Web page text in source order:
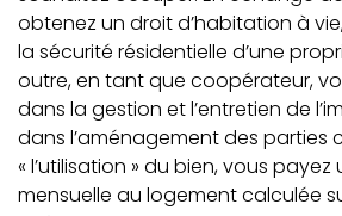
obtenez un droit d’habitation à
la sécurité résidentielle d’une
outre, en tant que coopérateur,
dans la gestion et l’entretien de
dans l’aménagement des parties
« l’utilisation » du bien, vous
mensuelle au logement calculée